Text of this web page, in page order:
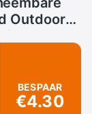
Outdoor
Doek
BESPAAR
€4.30